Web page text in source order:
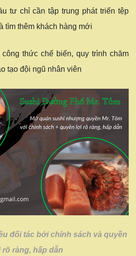
tư chỉ cần tập trung phát triển tệp
tìm thêm khách hàng mới
thức chế biến, quy trình chăm
tạo đội ngũ nhân viên
đối tác bởi chính sách và quyền
rõ ràng, hấp dẫn